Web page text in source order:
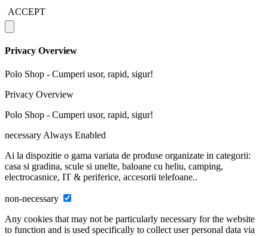
ACCEPT
Privacy Overview
Polo Shop - Cumperi usor, rapid, sigur!
Privacy Overview
Polo Shop - Cumperi usor, rapid, sigur!
necessaryAlways Enabled
Ai la dispozitie o gama variata de produse organizate in categorii:
casa si gradina, scule si unelte, baloane cu heliu, camping,
electrocasnice, IT & periferice, accesorii telefoane..
non-necessary
Any cookies that may not be particularly necessary for the website
to function and is used specifically to collect user personal data via